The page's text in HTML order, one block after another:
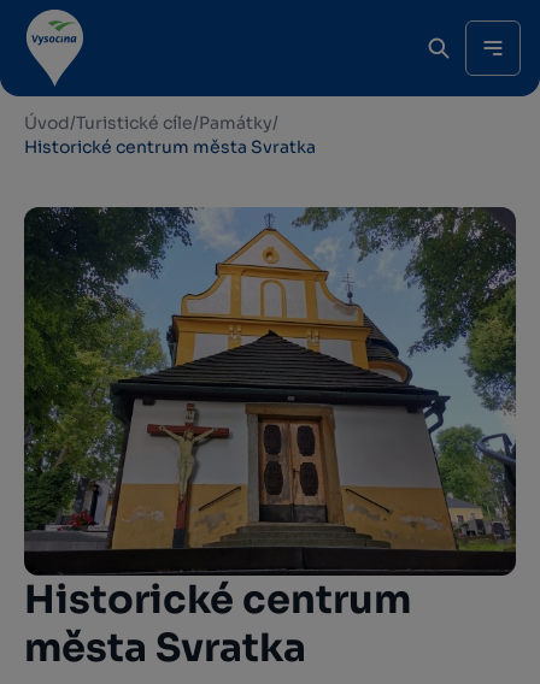
Úvod/Turistické cíle/Památky/
Historické centrum města Svratka
Historické centrum
města Svratka